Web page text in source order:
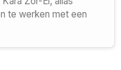
te werken met een